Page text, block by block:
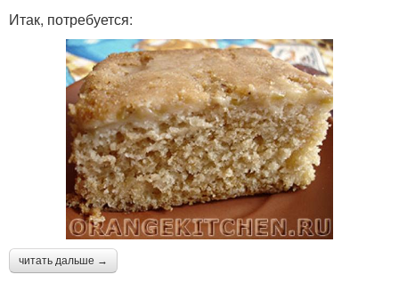
Итак, потребуется:
читать дальше →